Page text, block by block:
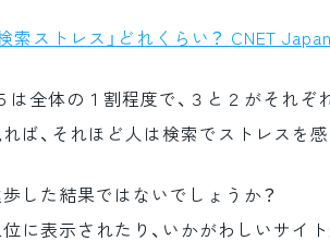
検索ストレス」どれくらい？ CNET Japan
全体の１割程度で、３と２がそれぞ
ば、それほど人は検索でストレスを
した結果ではないでしょうか？
に表示されたり、いかがわしいサイ